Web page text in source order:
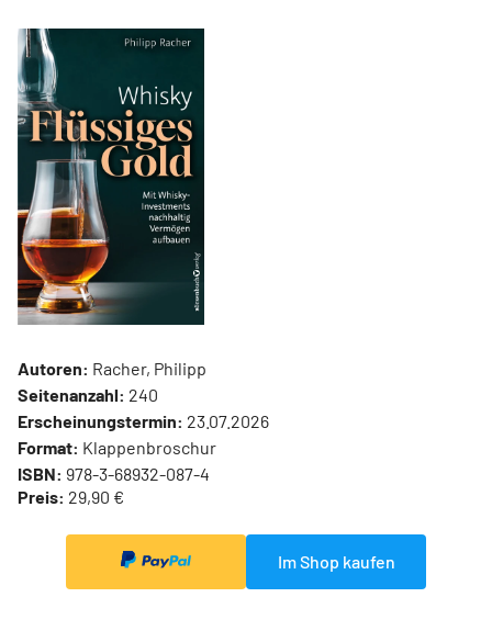
Autoren: Racher, Philipp
Seitenanzahl: 240
Erscheinungstermin: 23.07.2026
Format: Klappenbroschur
ISBN: 978-3-68932-087-4
Preis: 29,90 €
Im Shop kaufen